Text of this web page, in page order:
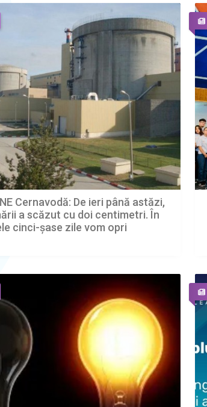
Cernavodă: De ieri până astăzi,
a scăzut cu doi centimetri. În
cinci-şase zile vom opri
de la Cernavodă, dacă nu luăm în